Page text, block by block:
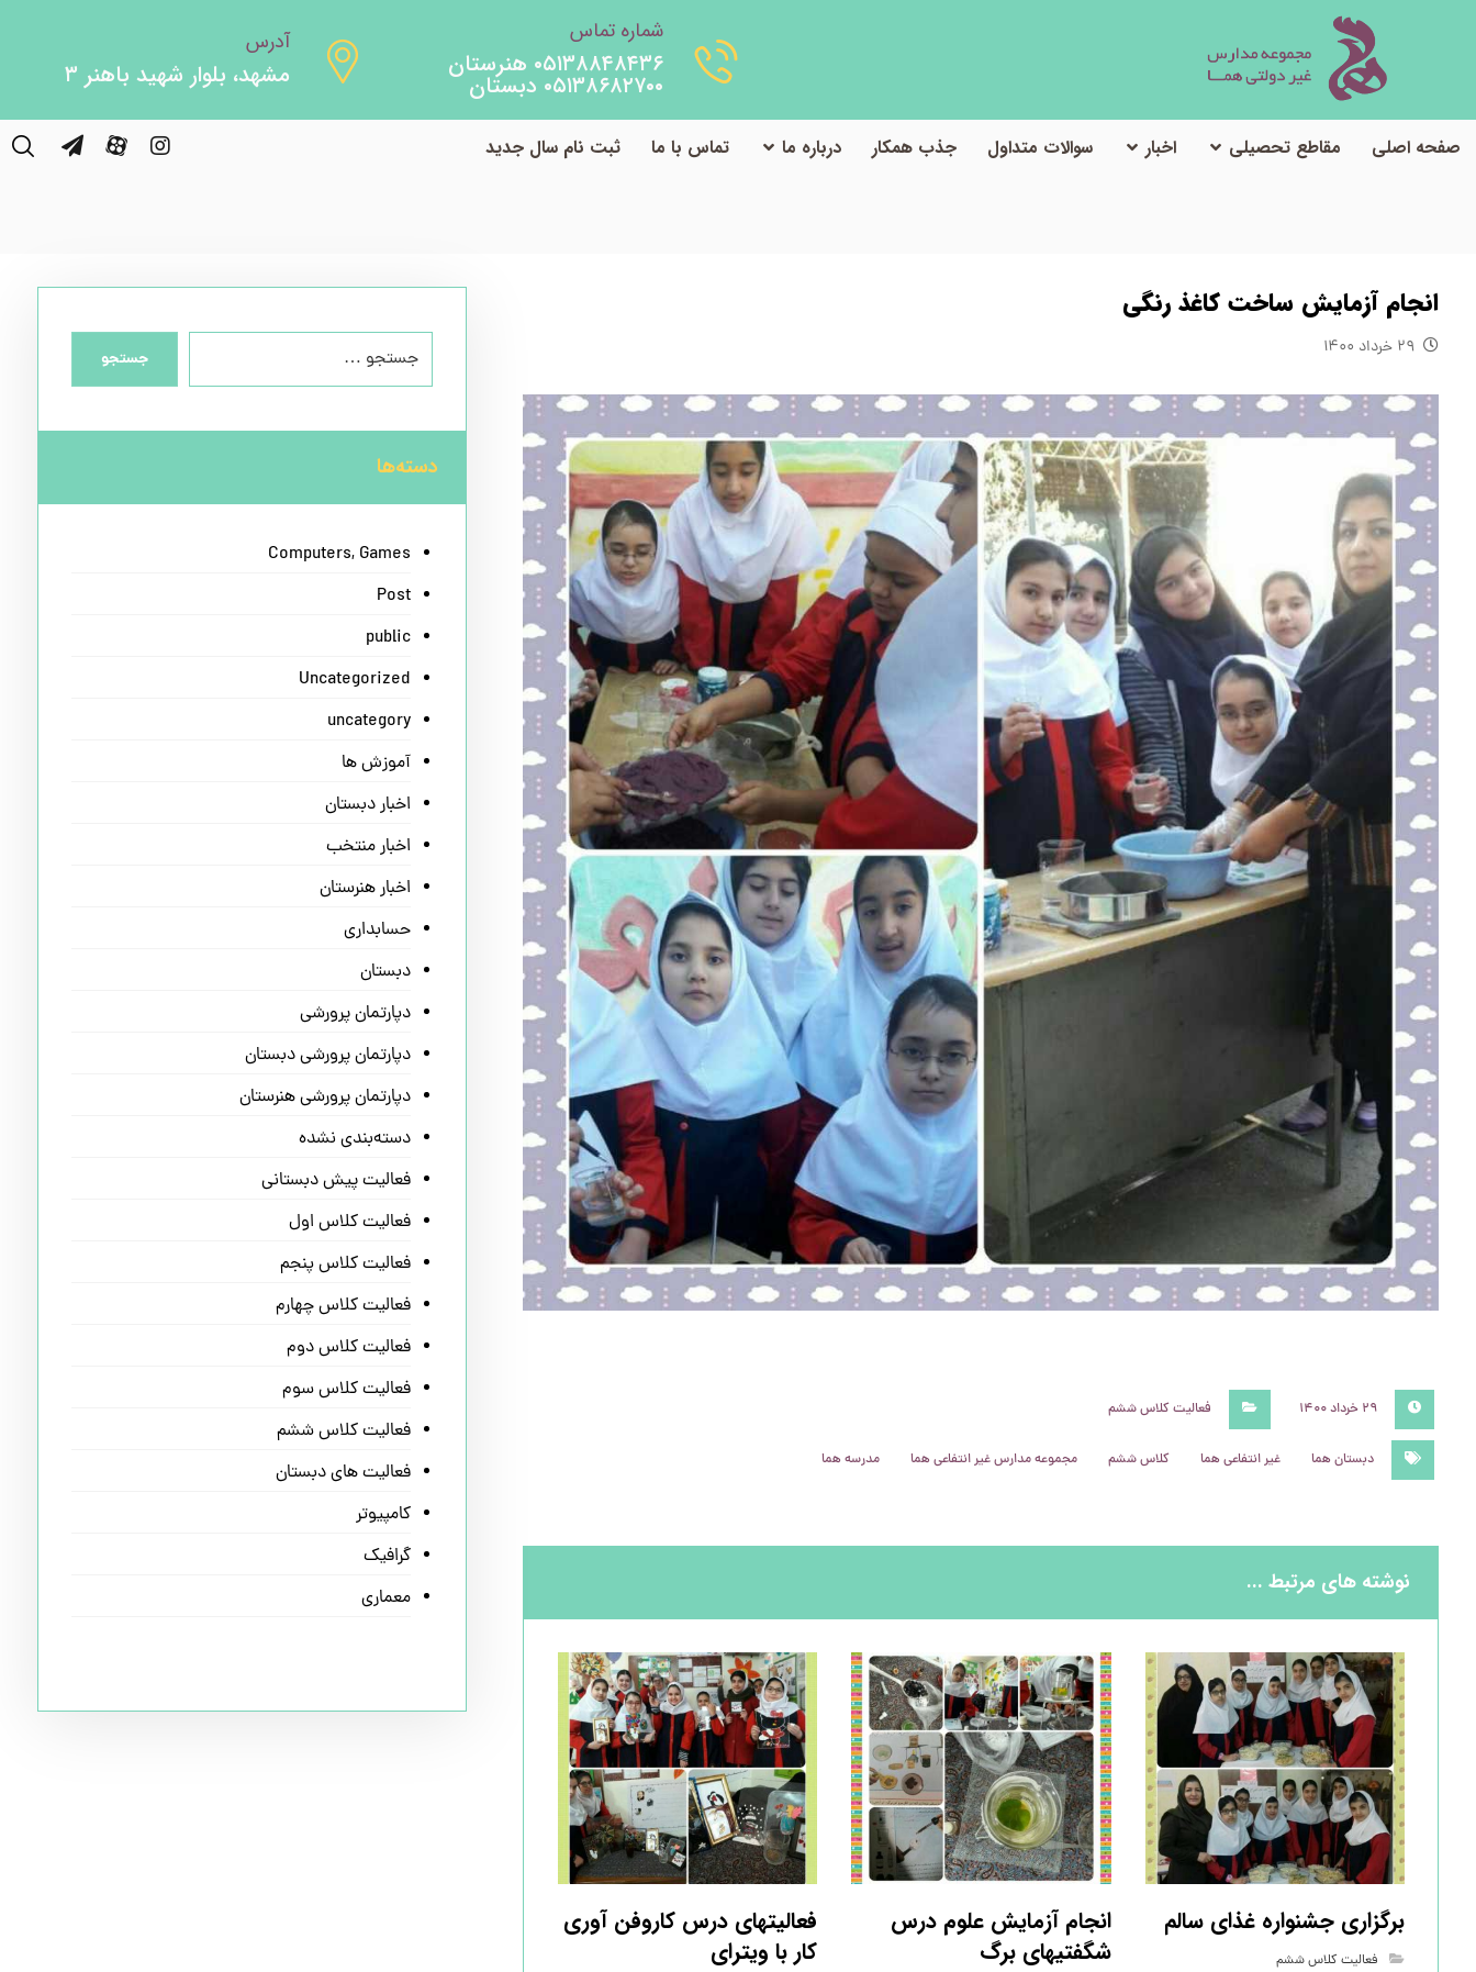
آدرس
مشهد، بلوار شهید باهنر ۳
شماره تماس
۰۵۱۳۸۸۴۸۴۳۶ هنرستان
۰۵۱۳۸۶۸۲۷۰۰ دبستان
صفحه اصلی مقاطع تحصیلی اخبار سوالات متداول جذب همکار درباره ما تماس با ما ثبت نام سال جدید
انجام آزمایش ساخت کاغذ رنگی
۲۹ خرداد ۱۴۰۰
۲۹ خرداد ۱۴۰۰ فعالیت کلاس ششم
دبستان هما غیر انتفاعی هما کلاس ششم مجموعه مدارس غیر انتفاعی هما مدرسه هما
نوشته های مرتبط ...
برگزاری جشنواره غذای سالم
فعالیت کلاس ششم
انجام آزمایش علوم درس
شگفتیهای برگ
فعالیتهای درس کاروفن آوری
کار با ویترای
جستجو
دسته‌ها
Computers, Games
Post
public
Uncategorized
uncategory
آموزش ها
اخبار دبستان
اخبار منتخب
اخبار هنرستان
حسابداری
دبستان
دپارتمان پرورشی
دپارتمان پرورشی دبستان
دپارتمان پرورشی هنرستان
دسته‌بندی نشده
فعالیت پیش دبستانی
فعالیت کلاس اول
فعالیت کلاس پنجم
فعالیت کلاس چهارم
فعالیت کلاس دوم
فعالیت کلاس سوم
فعالیت کلاس ششم
فعالیت های دبستان
کامپیوتر
گرافیک
معماری